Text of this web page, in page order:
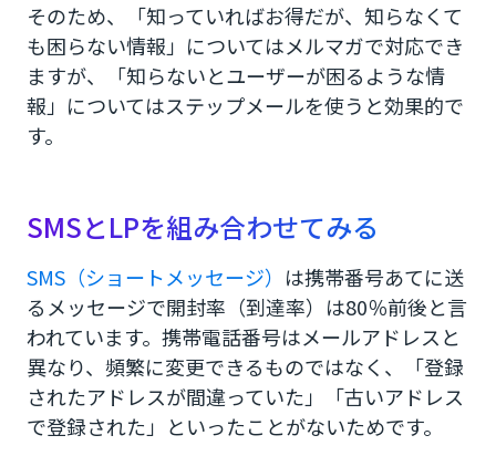
そのため、「知っていればお得だが、知らなくて
も困らない情報」についてはメルマガで対応でき
ますが、「知らないとユーザーが困るような情
報」についてはステップメールを使うと効果的で
す。
SMSとLPを組み合わせてみる
SMS（ショートメッセージ） は携帯番号あてに送
るメッセージで開封率（到達率）は80％前後と言
われています。携帯電話番号はメールアドレスと
異なり、頻繁に変更できるものではなく、「登録
されたアドレスが間違っていた」「古いアドレス
で登録された」といったことがないためです。